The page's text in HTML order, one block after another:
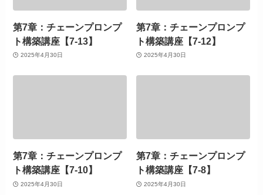
第7章：チェーンプロンプ
ト構築講座【7-13】
2025年4月30日
第7章：チェーンプロンプ
ト構築講座【7-12】
2025年4月30日
第7章：チェーンプロンプ
ト構築講座【7-10】
2025年4月30日
第7章：チェーンプロンプ
ト構築講座【7-8】
2025年4月30日